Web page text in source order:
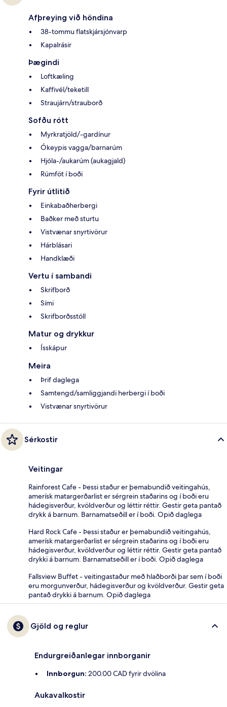
Afþreying við höndina
38-tommu flatskjársjónvarp
Kapalrásir
Þægindi
Loftkæling
Kaffivél/teketill
Straujárn/strauborð
Sofðu rótt
Myrkratjöld/-gardínur
Ókeypis vagga/barnarúm
Hjóla-/aukarúm (aukagjald)
Rúmföt í boði
Fyrir útlitið
Einkabaðherbergi
Baðker með sturtu
Vistvænar snyrtivörur
Hárblásari
Handklæði
Vertu í sambandi
Skrifborð
Sími
Skrifborðsstóll
Matur og drykkur
Ísskápur
Meira
Þrif daglega
Samtengd/samliggjandi herbergi í boði
Vistvænar snyrtivörur
Sérkostir
Veitingar
Rainforest Cafe - Þessi staður er þemabundið veitingahús,
amerísk matargerðarlist er sérgrein staðarins og í boði eru
hádegisverður, kvöldverður og léttir réttir. Gestir geta pantað
drykk á barnum. Barnamatseðill er í boði. Opið daglega
Hard Rock Cafe - Þessi staður er þemabundið veitingahús,
amerísk matargerðarlist er sérgrein staðarins og í boði eru
hádegisverður, kvöldverður og léttir réttir. Gestir geta pantað
drykki á barnum. Barnamatseðill er í boði. Opið daglega
Fallsview Buffet - veitingastaður með hlaðborði þar sem í boði
eru morgunverður, hádegisverður og kvöldverður. Gestir geta
pantað drykki á barnum. Opið daglega
Gjöld og reglur
Endurgreiðanlegar innborganir
Innborgun: 200.00 CAD fyrir dvölina
Aukavalkostir